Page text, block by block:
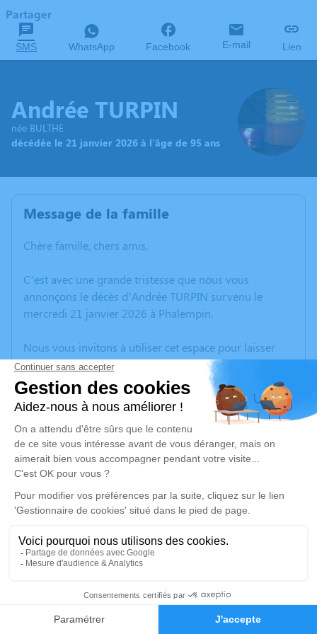
Faire-part Hommages
Partager
SMS WhatsApp Facebook E-mail Lien
Andrée TURPIN
née BULTHE
décédée le 21 janvier 2026 à l'âge de 95 ans
Message de la famille
Chère famille, chers amis,
C’est avec une grande tristesse que nous vous
annonçons le décès d’Andrée TURPIN survenu le
mercredi 21 janvier 2026 à Phalempin.
Nous vous invitons à utiliser cet espace pour laisser
vos condoléances, partager des photos souvenirs, une
anecdote ou exprimer vos pensées à travers des
poèmes ou des textes. Cet endroit est un lieu
d'expression dédié à honorer la mémoire d’Andrée
TURPIN.
Un service de plantation d’arbre hommage est
disponible ici.
Je rends hommage
Cérémonie religieuse
Église Saint Christophe de Phalempin
59133 Phalempin